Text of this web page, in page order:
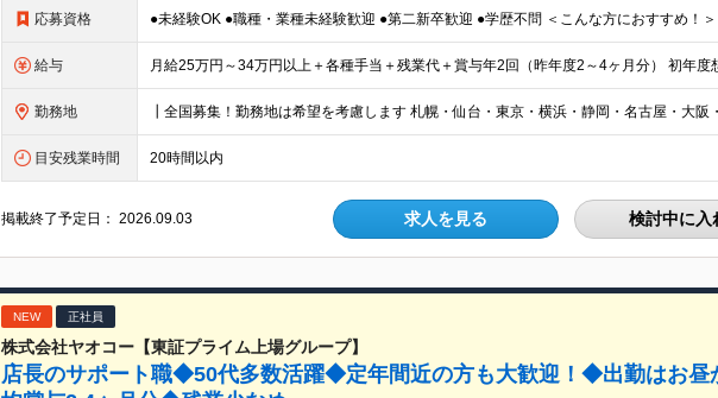
応募資格
給与
勤務地
目安残業時間 20時間以内
掲載終了予定日：2026.09.03 求人を見る 検討中に入
NEW 正社員
株式会社ヤオコー【東証プライム上場グループ】
店長のサポート職◆50代多数活躍◆定年間近の方も大歓迎！◆出勤はお